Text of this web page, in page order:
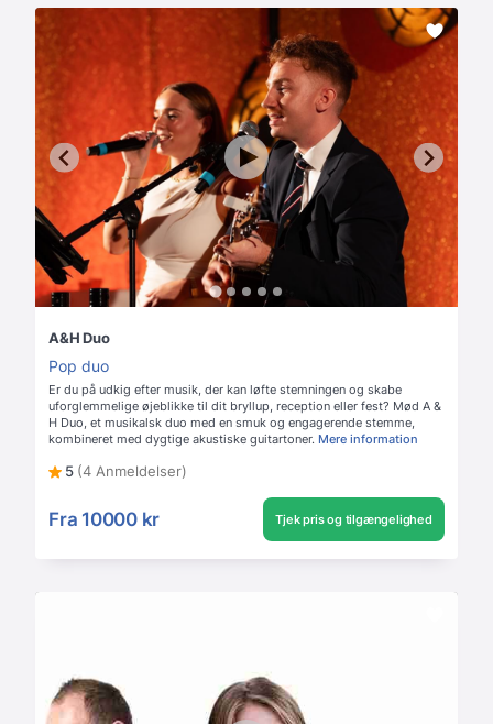
A&H Duo
Pop duo
Er du på udkig efter musik, der kan løfte stemningen og skabe
uforglemmelige øjeblikke til dit bryllup, reception eller fest? Mød A &
H Duo, et musikalsk duo med en smuk og engagerende stemme,
kombineret med dygtige akustiske guitartoner. Mere information
5 (4 Anmeldelser)
Fra 10000 kr Tjek pris og tilgængelighed